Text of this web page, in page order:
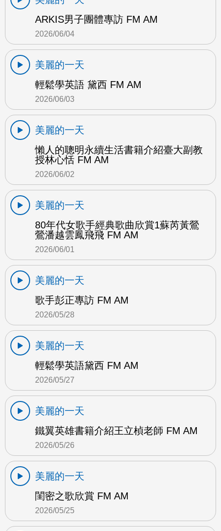
ARKIS男子團體專訪 FM AM
2026/06/04
美麗的一天
輕鬆學英語 黛西 FM AM
2026/06/03
美麗的一天
懶人的聰明永續生活書籍介紹臺大副教
授林心恬 FM AM
2026/06/02
美麗的一天
80年代女歌手經典歌曲欣賞1蘇芮黃鶯
鶯潘越雲鳳飛飛 FM AM
2026/06/01
美麗的一天
歌手彭正專訪 FM AM
2026/05/28
美麗的一天
輕鬆學英語黛西 FM AM
2026/05/27
美麗的一天
鐵翼英雄書籍介紹王立楨老師 FM AM
2026/05/26
美麗的一天
閨密之歌欣賞 FM AM
2026/05/25